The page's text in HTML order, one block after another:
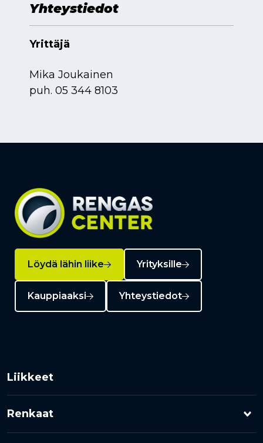
Yhteystiedot
Yrittäjä
Mika Joukainen
puh. 05 344 8103
Löydä lähin liike Yrityksille
Kauppiaaksi Yhteystiedot
Liikkeet
Renkaat
Henkilöauton renkaat